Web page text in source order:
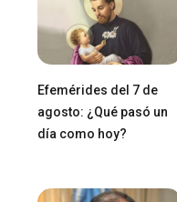
Efemérides del 7 de
agosto: ¿Qué pasó un
día como hoy?